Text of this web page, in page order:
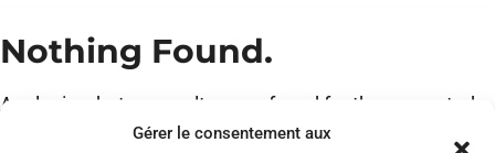
Gérer le consentement aux
Nothing Found.
Apologies, but no results were found for the requested